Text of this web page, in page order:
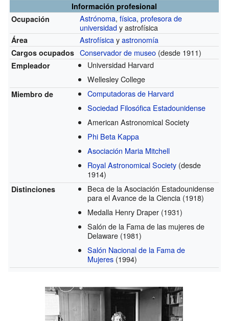
Información profesional
Ocupación
Astrónoma,física,profesora de
universidady astrofísica
Área Astrofísicayastronomía
Cargos ocupados Conservador de museo (desde 1911)
Empleador
Universidad Harvard
Wellesley College
Miembro de
Computadoras de Harvard
Sociedad Filosófica Estadounidense
American Astronomical Society
Phi Beta Kappa
Asociación Maria Mitchell
Royal Astronomical Society (desde
1914)
Distinciones
Beca de la Asociación Estadounidense
para el Avance de la Ciencia (1918)
Medalla Henry Draper (1931)
Salón de la Fama de las mujeres de
Delaware (1981)
Salón Nacional de la Fama de
Mujeres (1994)